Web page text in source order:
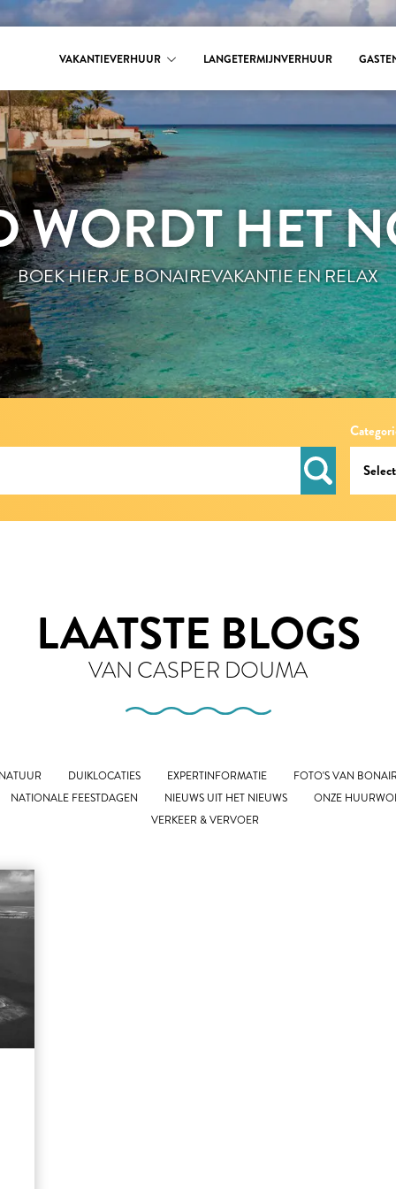
VAKANTIEVERHUUR LANGETERMIJNVERHUUR
WORDT HET
BOEK HIER JE BONAIREVAKANTIE EN RELAX
LAATSTE BLOGS
VAN CASPER DOUMA
DUIKLOCATIES EXPERTINFORMATIE
FOTO'S VAN
NATIONALE FEESTDAGEN
NIEUWS UIT HET NIEUWS
ONZE
VERKEER & VERVOER